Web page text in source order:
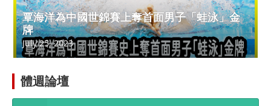
覃海洋為中國世錦賽上奪首面男子「蛙泳」金
牌
July 25, 2023
體週論壇